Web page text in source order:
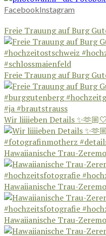
FacebookInstagram
Freie Trauung auf Burg
Freie Trauung auf Burg
Wir liiiieben Details
Hawaiianische Trau-
Hawaiianische Trau-
Hawaiianische Trau-